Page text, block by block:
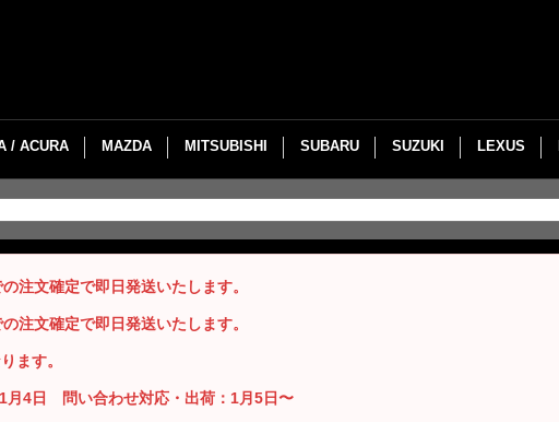
/ ACURA MAZDA MITSUBISHI SUBARU SUZUKI LEXUS
注文確定で即日発送いたします。
注文確定で即日発送いたします。
ます。
月4日 問い合わせ対応・出荷：1月5日〜